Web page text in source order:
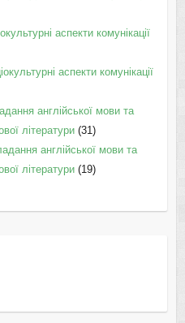
аспекти комунікації
аспекти комунікації
англійської мови та
літератури(31)
англійської мови та
літератури(19)